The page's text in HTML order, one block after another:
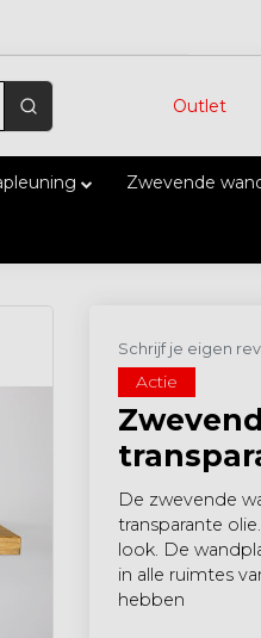
Outlet
Zwevende
Schrijf je eigen
Actie
De zwevende
transparante
look. De
in alle ruimtes
hebben